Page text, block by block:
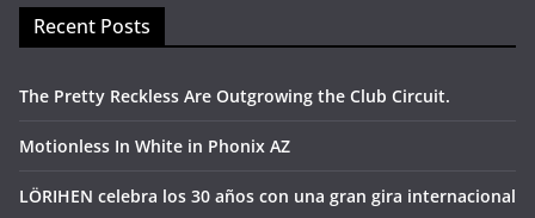
Recent Posts
The Pretty Reckless Are Outgrowing the Club Circuit.
Motionless In White in Phonix AZ
LÖRIHEN celebra los 30 años con una gran gira internacional